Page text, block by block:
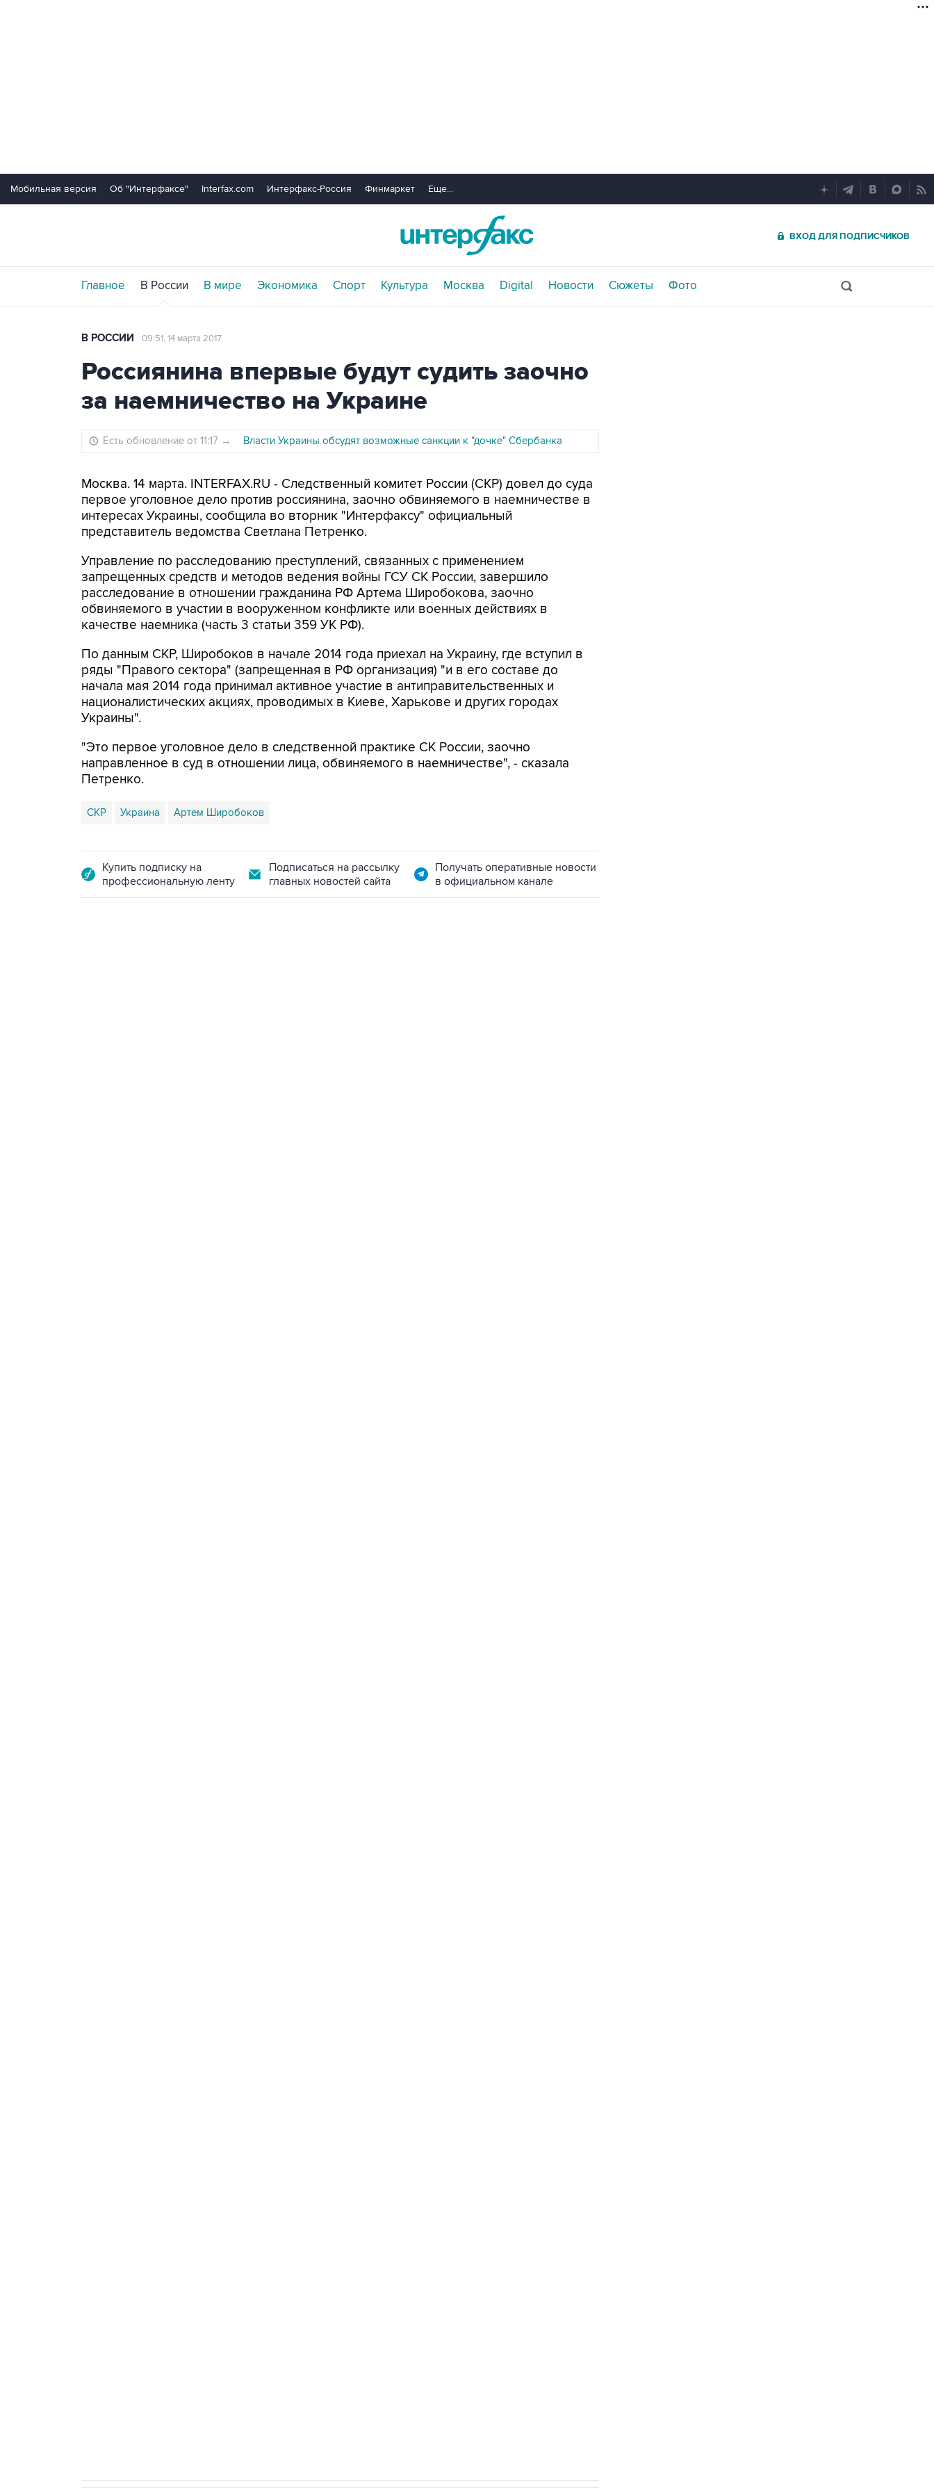
Мобильная версия Об "Интерфаксе" Interfax.com Интерфакс-Россия Финмаркет Еще...
ВХОД ДЛЯ ПОДПИСЧИКОВ
Главное В России В мире Экономика Спорт Культура Москва Digital Новости Сюжеты Фото
В РОССИИ 09:51, 14 марта 2017
Россиянина впервые будут судить заочно
за наемничество на Украине
Есть обновление от 11:17 → Власти Украины обсудят возможные санкции к "дочке" Сбербанка
Москва. 14 марта. INTERFAX.RU - Следственный комитет России (СКР) довел до суда
первое уголовное дело против россиянина, заочно обвиняемого в наемничестве в
интересах Украины, сообщила во вторник "Интерфаксу" официальный
представитель ведомства Светлана Петренко.
Управление по расследованию преступлений, связанных с применением
запрещенных средств и методов ведения войны ГСУ СК России, завершило
расследование в отношении гражданина РФ Артема Широбокова, заочно
обвиняемого в участии в вооруженном конфликте или военных действиях в
качестве наемника (часть 3 статьи 359 УК РФ).
По данным СКР, Широбоков в начале 2014 года приехал на Украину, где вступил в
ряды "Правого сектора" (запрещенная в РФ организация) "и в его составе до
начала мая 2014 года принимал активное участие в антиправительственных и
националистических акциях, проводимых в Киеве, Харькове и других городах
Украины".
"Это первое уголовное дело в следственной практике СК России, заочно
направленное в суд в отношении лица, обвиняемого в наемничестве", - сказала
Петренко.
СКР Украина Артем Широбоков
Купить подписку на
профессиональную ленту
Подписаться на рассылку
главных новостей сайта
Получать оперативные новости
в официальном канале